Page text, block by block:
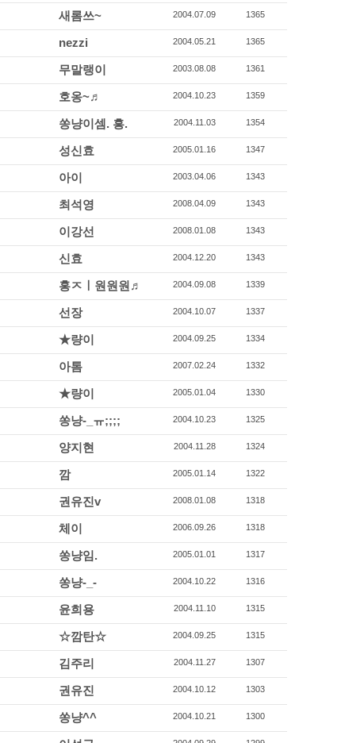
새롬쓰~ 2004.07.09 1365
nezzi 2004.05.21 1365
무말랭이 2003.08.08 1361
호옹~♬ 2004.10.23 1359
쏭냥이셈. 흥. 2004.11.03 1354
성신효 2005.01.16 1347
아이 2003.04.06 1343
최석영 2008.04.09 1343
이강선 2008.01.08 1343
신효 2004.12.20 1343
홍ㅈㅣ원원원♬ 2004.09.08 1339
선장 2004.10.07 1337
★량이 2004.09.25 1334
아톰 2007.02.24 1332
★량이 2005.01.04 1330
쏭냥-_ㅠ;;;; 2004.10.23 1325
양지현 2004.11.28 1324
깜 2005.01.14 1322
권유진v 2008.01.08 1318
체이 2006.09.26 1318
쏭냥임. 2005.01.01 1317
쏭냥-_- 2004.10.22 1316
윤희용 2004.11.10 1315
☆깜탄☆ 2004.09.25 1315
김주리 2004.11.27 1307
권유진 2004.10.12 1303
쏭냥^^ 2004.10.21 1300